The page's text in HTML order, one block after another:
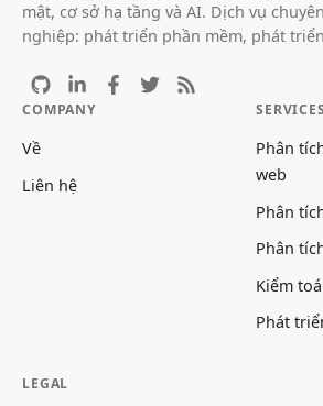
mật, cơ sở hạ tầng và AI. Dịch vụ chuyên
nghiệp: phát triển phần mềm, phát
COMPANY
Về
Liên hệ
Phân
web
Phân
Phân
Kiểm
Phát
LEGAL